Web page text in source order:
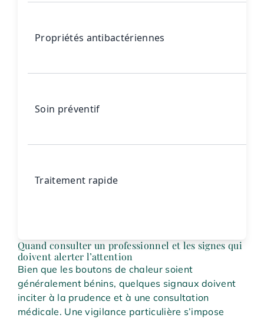
Propriétés antibactériennes
Soin préventif
Traitement rapide
Quand consulter un professionnel et les signes qui
doivent alerter l’attention
Bien que les boutons de chaleur soient
généralement bénins, quelques signaux doivent
inciter à la prudence et à une consultation
médicale. Une vigilance particulière s’impose